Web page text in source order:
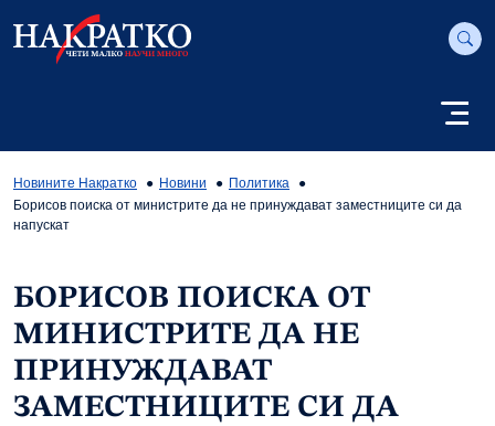
Новините Накратко Новини
Политика
Борисов поиска от министрите да не принуждават заместниците си да
напускат
БОРИСОВ ПОИСКА ОТ
МИНИСТРИТЕ ДА НЕ
ПРИНУЖДАВАТ
ЗАМЕСТНИЦИТЕ СИ ДА